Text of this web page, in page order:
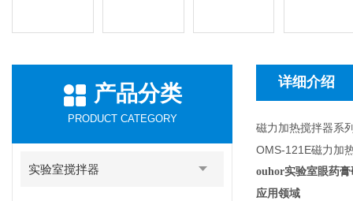
产品分类
PRODUCT CATEGORY
实验室搅拌器
详细介绍
磁力加热搅拌器系
OMS-121E磁力加
ouhor实验室眼药
应用领域